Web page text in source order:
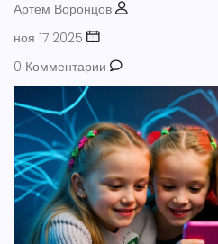
Артем Воронцов
ноя 17 2025
0 Комментарии